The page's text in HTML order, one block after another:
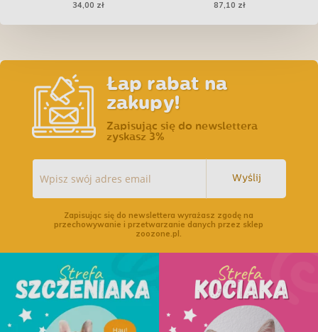
M
34,00 zł 87,10 zł
Łap rabat na
zakupy!
Zapisując się do newslettera
zyskasz 3%
Wyślij
Zapisując się do newslettera wyrażasz zgodę na
przechowywanie i przetwarzanie danych przez sklep
zoozone.pl.